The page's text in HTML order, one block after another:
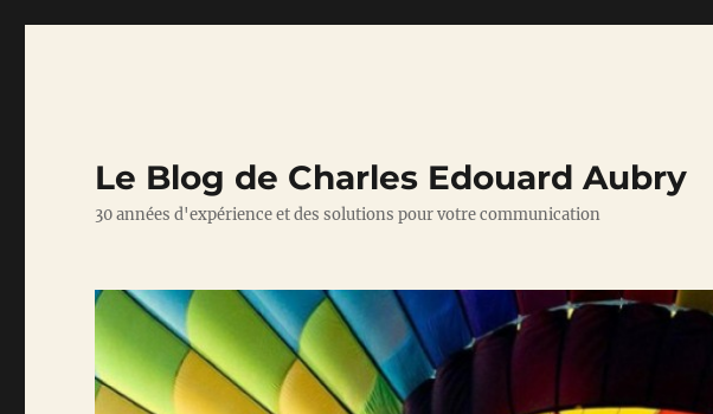
Le Blog de Charles Edouard Aubry
30 années d'expérience et des solutions pour votre communication